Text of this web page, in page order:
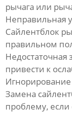
рычага или
Неправильная
Сайлентблок
правильном
Недостаточная
привести к
Замена
проблему, если